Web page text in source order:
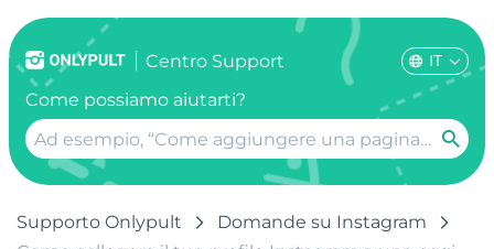
Centro Support IT
Come possiamo aiutarti?
Supporto Onlypult
Domande su Instagram